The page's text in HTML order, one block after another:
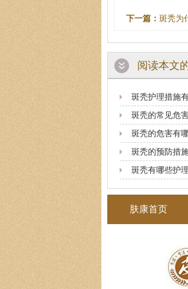
下一篇： 斑秃为
阅读本文
斑秃护理措施
斑秃的常见危
斑秃的危害有
斑秃的预防措
斑秃有哪些护
肤康首页